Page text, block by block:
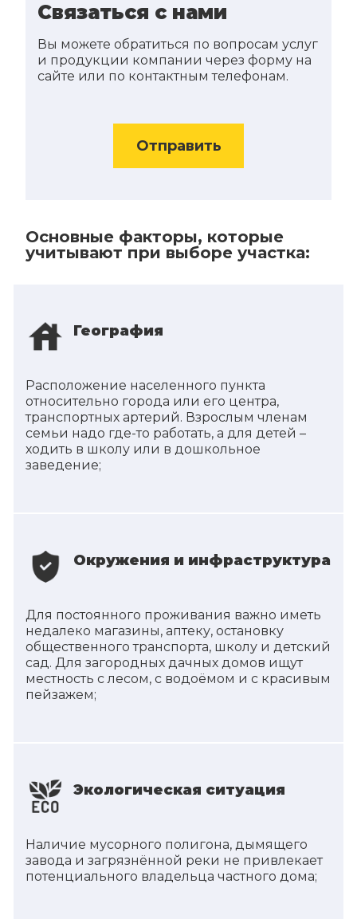
Связаться с нами
Вы можете обратиться по вопросам услуг
и продукции компании через форму на
сайте или по контактным телефонам.
Отправить
Основные факторы, которые
учитывают при выборе участка:
География
Расположение населенного пункта
относительно города или его центра,
транспортных артерий. Взрослым членам
семьи надо где-то работать, а для детей –
ходить в школу или в дошкольное
заведение;
Окружения и инфраструктура
Для постоянного проживания важно иметь
недалеко магазины, аптеку, остановку
общественного транспорта, школу и детский
сад. Для загородных дачных домов ищут
местность с лесом, с водоёмом и с красивым
пейзажем;
Экологическая ситуация
Наличие мусорного полигона, дымящего
завода и загрязнённой реки не привлекает
потенциального владельца частного дома;